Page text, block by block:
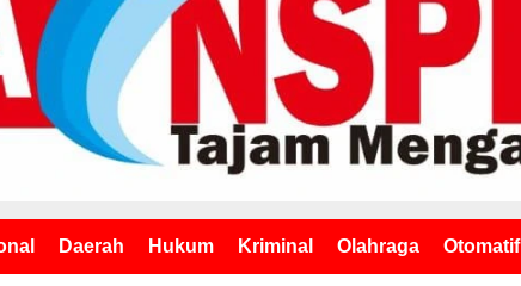
Daerah Hukum Kriminal Olahraga Otomatif